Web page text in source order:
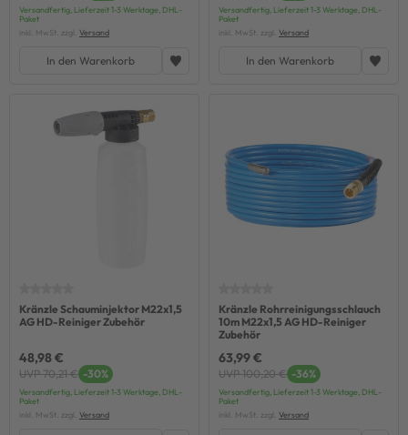
Versandfertig, Lieferzeit 1-3 Werktage, DHL-
Paket
inkl. MwSt. zzgl. Versand
In den Warenkorb
Versandfertig, Lieferzeit 1-3 Werktage, DHL-
Paket
inkl. MwSt. zzgl. Versand
In den Warenkorb
Kränzle Schauminjektor M22x1,5
AG HD-Reiniger Zubehör
48,98 €
UVP 70,21 € -30%
Versandfertig, Lieferzeit 1-3 Werktage, DHL-
Paket
inkl. MwSt. zzgl. Versand
Kränzle Rohrreinigungsschlauch
10m M22x1,5 AG HD-Reiniger
Zubehör
63,99 €
UVP 100,20 € -36%
Versandfertig, Lieferzeit 1-3 Werktage, DHL-
Paket
inkl. MwSt. zzgl. Versand